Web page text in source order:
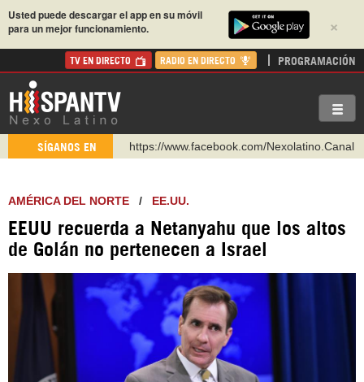
×
Usted puede descargar el app en su móvil
para un mejor funcionamiento.
TV EN DIRECTO RADIO EN DIRECTO PROGRAMACIÓN
SÍGANOS EN
https://www.facebook.com/Nexolatino.Canal
http://twitter.com/nexo_latino
https://t.me/hispantvcanal
https://urmedium.com/c/hispantv
Instagram como: hispan_tv
AMÉRICA DEL NORTE / EE.UU.
EEUU recuerda a Netanyahu que los altos
de Golán no pertenecen a Israel